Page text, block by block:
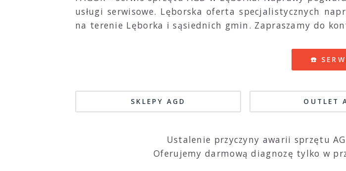
usługi serwisowe. Lęborska oferta specjalistycznych
na terenie Lęborka i sąsiednich gmin. Zapraszamy do
☎️
SKLEPY AGD OUTLET
Ustalenie przyczyny awarii sprzętu
Oferujemy darmową diagnozę tylko w